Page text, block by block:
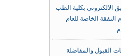
الالكتروني بكلية الطب
النفقة الخاصة للعام
القبول والمفاضلة